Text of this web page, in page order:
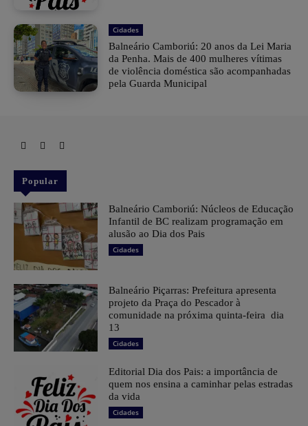
Cidades
Balneário Camboriú: 20 anos da Lei Maria
da Penha. Mais de 400 mulheres vítimas
de violência doméstica são acompanhadas
pela Guarda Municipal
Popular
Balneário Camboriú: Núcleos de Educação
Infantil de BC realizam programação em
alusão ao Dia dos Pais
Cidades
Balneário Piçarras: Prefeitura apresenta
projeto da Praça do Pescador à
comunidade na próxima quinta-feira dia
13
Cidades
Editorial Dia dos Pais: a importância de
quem nos ensina a caminhar pelas estradas
da vida
Cidades